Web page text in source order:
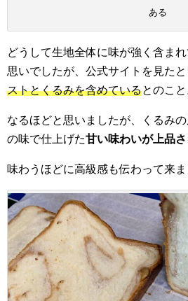
ある
どうして生地全体に味が強く含ま
思いでしたが、公式サイトを見た
ストとくるみを含めているとのこと
なるほどと思いましたが、くるみ
の味で仕上げた甘い味わいが上品
味わうほどに高級感も伝わって来ま